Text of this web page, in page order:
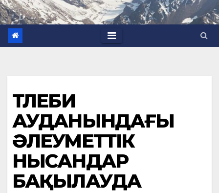
ТӨЛЕБИ
АУДАНЫНДАҒЫ
ӘЛЕУМЕТТІК
НЫСАНДАР
БАҚЫЛАУДА